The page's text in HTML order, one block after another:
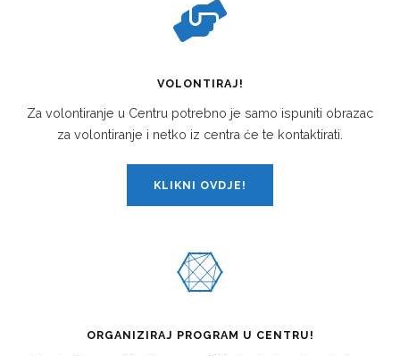
VOLONTIRAJ!
Za volontiranje u Centru potrebno je samo ispuniti obrazac
za volontiranje i netko iz centra će te kontaktirati.
KLIKNI OVDJE!
ORGANIZIRAJ PROGRAM U CENTRU!